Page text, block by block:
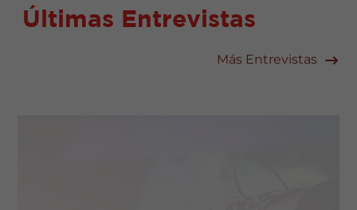
Últimas Entrevistas
Más Entrevistas